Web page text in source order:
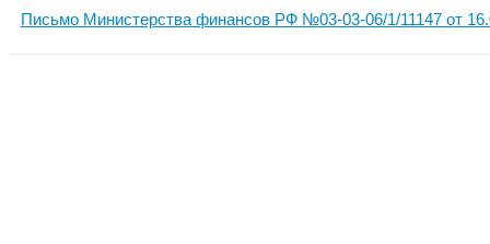
Письмо Министерства финансов РФ №03-03-06/1/11147 от